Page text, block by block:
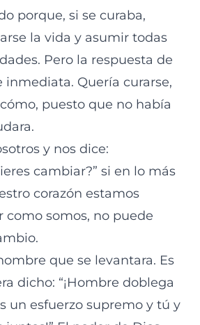
porque, si se curaba,
la vida y asumir todas
Pero la respuesta de
Quería curarse,
puesto que no había
y nos dice:
cambiar?” si en lo más
corazón estamos
como somos, no puede
que se levantara. Es
dicho: “¡Hombre doblega
un esfuerzo supremo y tú y